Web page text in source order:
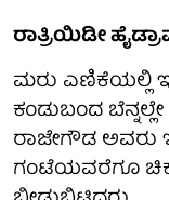
ರಾತ್ರಿಯಿಡೀ
ಮರು ಎಣಿಕೆಯಲ್ಲಿ
ಕಂಡುಬಂದ
ರಾಜೇಗೌಡ ಅವರು
ಗಂಟೆಯವರೆಗೂ